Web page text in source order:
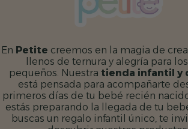
En Petite creemos en la magia de
llenos de ternura y alegría para
pequeños. Nuestra tienda infantil y
está pensada para acompañarte
primeros días de tu bebé recién
estás preparando la llegada de tu
buscas un regalo infantil único, te